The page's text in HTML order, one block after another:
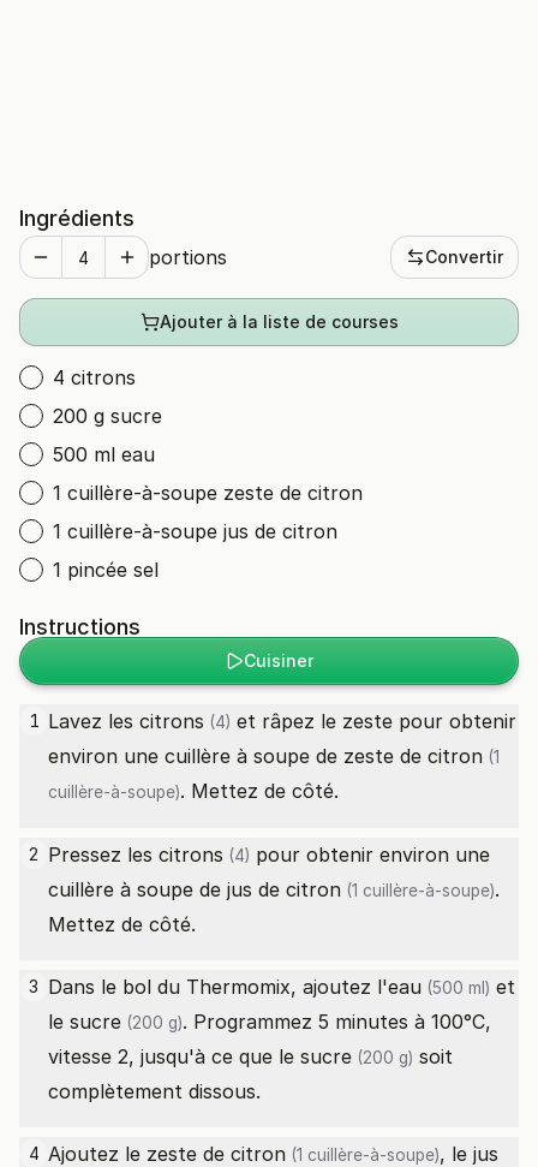
Ingrédients
portions Convertir
Ajouter à la liste de courses
4 citrons
200 g sucre
500 ml eau
1 cuillère-à-soupe zeste de citron
1 cuillère-à-soupe jus de citron
1 pincée sel
Instructions
Cuisiner
1 Lavez les citrons (4) et râpez le zeste pour obtenir
environ une cuillère à soupe de zeste de citron (1
cuillère-à-soupe). Mettez de côté.
2 Pressez les citrons (4) pour obtenir environ une
cuillère à soupe de jus de citron (1 cuillère-à-soupe).
Mettez de côté.
3 Dans le bol du Thermomix, ajoutez l'eau (500 ml) et
le sucre (200 g). Programmez 5 minutes à 100°C,
vitesse 2, jusqu'à ce que le sucre (200 g) soit
complètement dissous.
4 Ajoutez le zeste de citron (1 cuillère-à-soupe), le jus